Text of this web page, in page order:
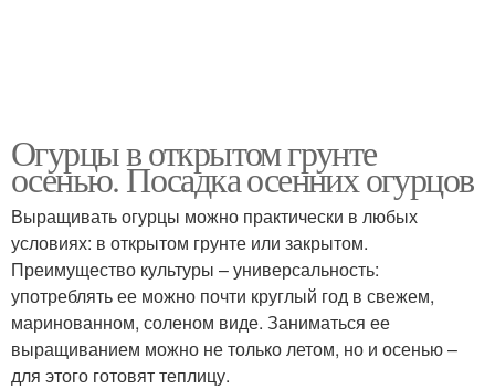
Огурцы в открытом грунте
осенью. Посадка осенних огурцов
Выращивать огурцы можно практически в любых
условиях: в открытом грунте или закрытом.
Преимущество культуры – универсальность:
употреблять ее можно почти круглый год в свежем,
маринованном, соленом виде. Заниматься ее
выращиванием можно не только летом, но и осенью –
для этого готовят теплицу.